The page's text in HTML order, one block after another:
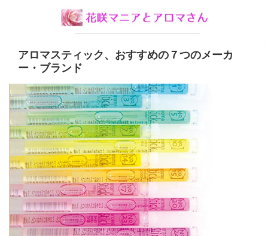
アロマスティック、おすすめの７つのメーカ
ー・ブランド